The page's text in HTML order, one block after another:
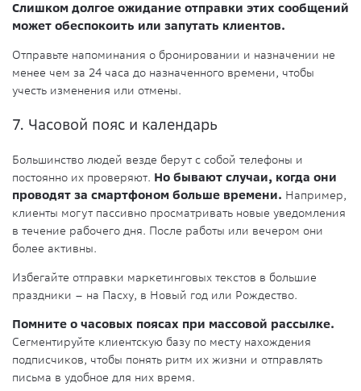
Слишком долгое ожидание отправки этих сообщений
может обеспокоить или запутать клиентов.
Отправьте напоминания о бронировании и назначении не
менее чем за 24 часа до назначенного времени, чтобы
учесть изменения или отмены.
7. Часовой пояс и календарь
Большинство людей везде берут с собой телефоны и
постоянно их проверяют. Но бывают случаи, когда они
проводят за смартфоном больше времени. Например,
клиенты могут пассивно просматривать новые уведомления
в течение рабочего дня. После работы или вечером они
более активны.
Избегайте отправки маркетинговых текстов в большие
праздники – на Пасху, в Новый год или Рождество.
Помните о часовых поясах при массовой рассылке.
Сегментируйте клиентскую базу по месту нахождения
подписчиков, чтобы понять ритм их жизни и отправлять
письма в удобное для них время.